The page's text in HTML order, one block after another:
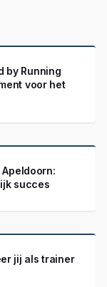
by Running
voor het
succes
jij als trainer